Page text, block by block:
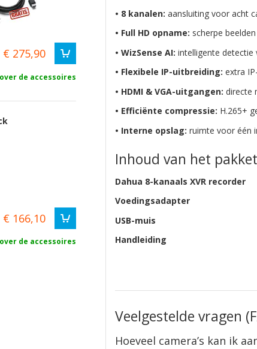
€ 275,90
de accessoires
€ 166,10
de accessoires
• 8 kanalen: aansluiting voor acht
• Full HD opname: scherpe
• WizSense AI: intelligente detectie
• Flexibele IP-uitbreiding: extra
• HDMI & VGA-uitgangen: directe
• Efficiënte compressie: H.265+
• Interne opslag: ruimte voor één
Inhoud van het pakket
Dahua 8-kanaals XVR recorder
Voedingsadapter
USB-muis
Handleiding
Veelgestelde vragen
Hoeveel camera’s kan ik